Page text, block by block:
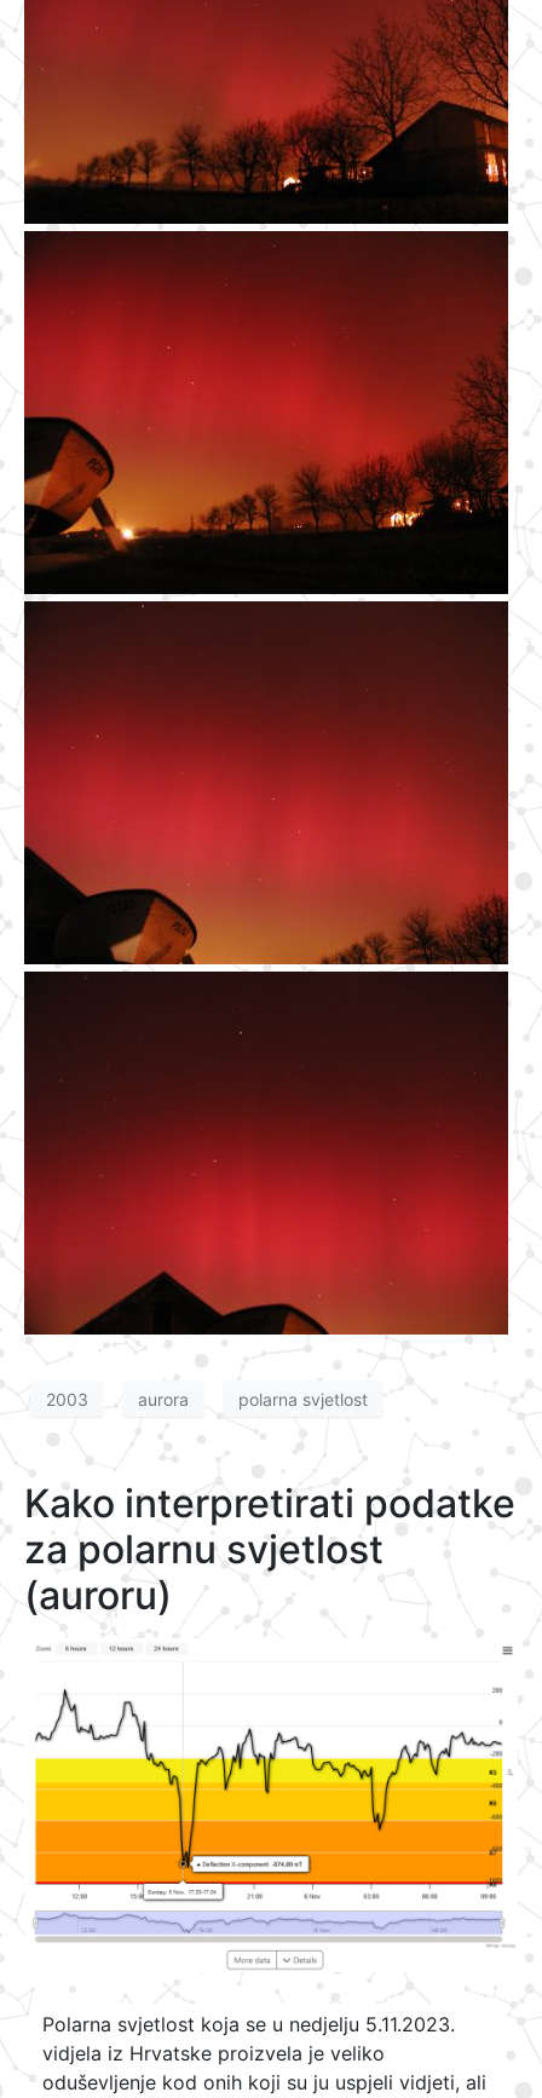
2003 aurora polarna svjetlost
Kako interpretirati podatke
za polarnu svjetlost
(auroru)
Polarna svjetlost koja se u nedjelju 5.11.2023.
vidjela iz Hrvatske proizvela je veliko
oduševljenje kod onih koji su ju uspjeli vidjeti, ali